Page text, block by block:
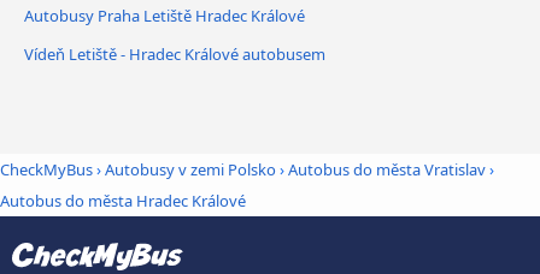
Autobusy Praha Letiště Hradec Králové
Vídeň Letiště - Hradec Králové autobusem
CheckMyBus›Autobusy v zemi Polsko›Autobus do města Vratislav›
Autobus do města Hradec Králové